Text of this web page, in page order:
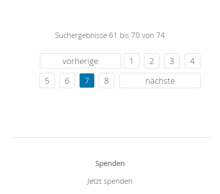
Suchergebnisse 61 bis 70 von 74
vorherige 1 2 3
4
5
6 7 8 nächste
Spenden
Jetzt spenden